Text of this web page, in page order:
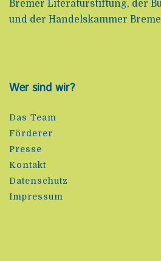
Bremer Literaturstiftung, der
und der Handelskammer
Wer sind wir?
Das Team
Förderer
Presse
Kontakt
Datenschutz
Impressum